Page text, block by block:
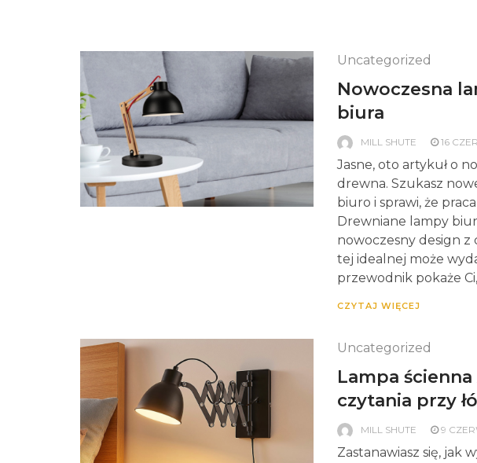
Uncategorized
Nowoczesna
biura
MILL SHUTE 16
Jasne, oto artykuł o
drewna. Szukasz
biuro i sprawi, że
Drewniane lampy
nowoczesny design z
tej idealnej może
przewodnik pokaże
CZYTAJ WIĘCEJ
Uncategorized
Lampa
czytania przy
MILL SHUTE 9
Zastanawiasz się, jak